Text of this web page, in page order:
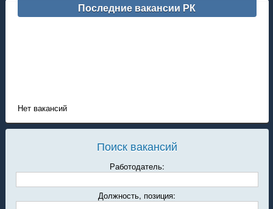
Последние вакансии РК
Нет вакансий
Поиск вакансий
Работодатель:
Должность, позиция: